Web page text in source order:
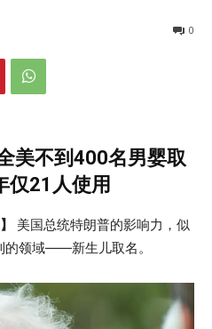
0
美不到400名男婴取
仅21人使用
美国总统特朗普的影响力，似
的领域——新生儿取名。